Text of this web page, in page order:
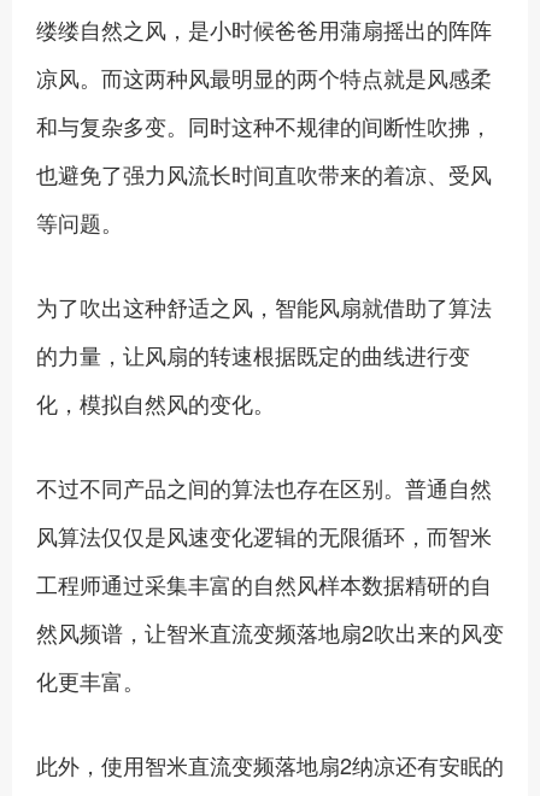
缕缕自然之风，是小时候爸爸用蒲扇摇出的阵阵
凉风。而这两种风最明显的两个特点就是风感柔
和与复杂多变。同时这种不规律的间断性吹拂，
也避免了强力风流长时间直吹带来的着凉、受风
等问题。
为了吹出这种舒适之风，智能风扇就借助了算法
的力量，让风扇的转速根据既定的曲线进行变
化，模拟自然风的变化。
不过不同产品之间的算法也存在区别。普通自然
风算法仅仅是风速变化逻辑的无限循环，而智米
工程师通过采集丰富的自然风样本数据精研的自
然风频谱，让智米直流变频落地扇2吹出来的风变
化更丰富。
此外，使用智米直流变频落地扇2纳凉还有安眠的